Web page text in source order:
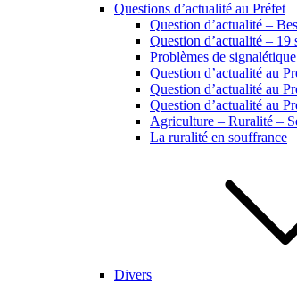
Questions d’actualité au Préfet
Question d’actualité –
Question d’actualité – 19
Problèmes de
Question d’actualité au
Question d’actualité au
Question d’actualité au
Agriculture – Ruralité –
La ruralité en souffrance
Divers